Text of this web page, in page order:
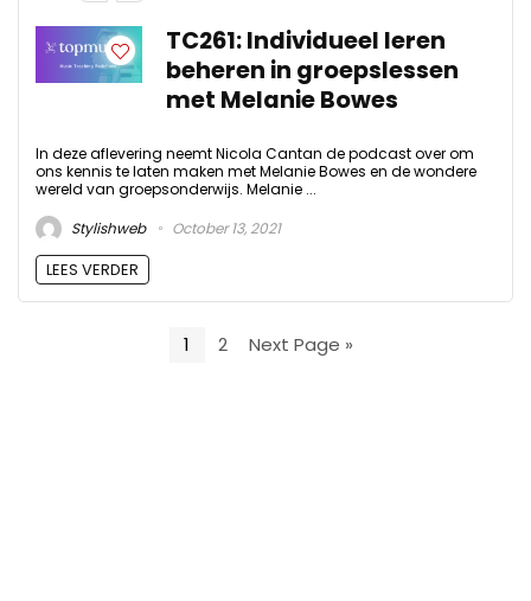
TC261: Individueel leren
beheren in groepslessen
met Melanie Bowes
In deze aflevering neemt Nicola Cantan de podcast over om
ons kennis te laten maken met Melanie Bowes en de wondere
wereld van groepsonderwijs. Melanie ...
Stylishweb
October 13, 2021
LEES VERDER
1 2 Next Page »